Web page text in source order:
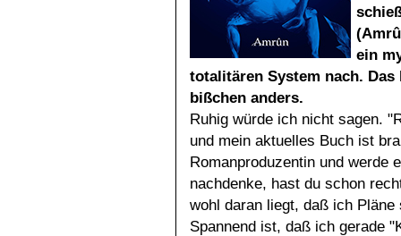
ein
totalitären System nach.
bißchen anders.
Ruhig würde ich nicht sagen.
und mein aktuelles Buch ist
Romanproduzentin und werde
nachdenke, hast du schon
wohl daran liegt, daß ich Pläne
Spannend ist, daß ich gerade